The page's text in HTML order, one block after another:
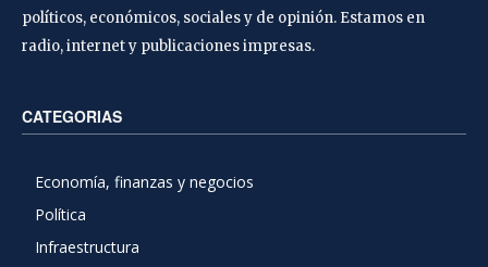
políticos, económicos, sociales y de opinión. Estamos en
radio, internet y publicaciones impresas.
CATEGORIAS
Economía, finanzas y negocios
Política
Infraestructura